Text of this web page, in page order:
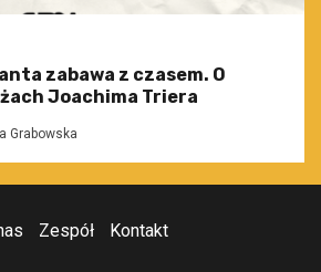
zabawa z czasem. O
Joachima Triera
Grabowska
Zespół Kontakt